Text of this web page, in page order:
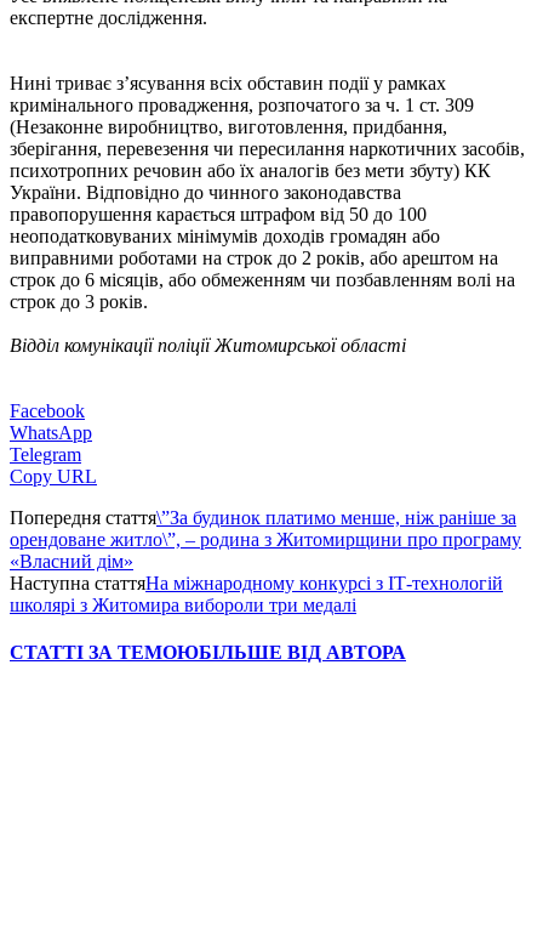
експертне дослідження.
Нині триває з’ясування всіх обставин події у рамках
кримінального провадження, розпочатого за ч. 1 ст. 309
(Незаконне виробництво, виготовлення, придбання,
зберігання, перевезення чи пересилання наркотичних засобів,
психотропних речовин або їх аналогів без мети збуту) КК
України. Відповідно до чинного законодавства
правопорушення карається штрафом від 50 до 100
неоподатковуваних мінімумів доходів громадян або
виправними роботами на строк до 2 років, або арештом на
строк до 6 місяців, або обмеженням чи позбавленням волі на
строк до 3 років.
Відділ комунікації поліції Житомирської області
Facebook
WhatsApp
Telegram
Copy URL
Попередня стаття\”За будинок платимо менше, ніж раніше за
орендоване житло\”, – родина з Житомирщини про програму
«Власний дім»
Наступна статтяНа міжнародному конкурсі з ІТ-технологій
школярі з Житомира вибороли три медалі
СТАТТІ ЗА ТЕМОЮБІЛЬШЕ ВІД АВТОРА